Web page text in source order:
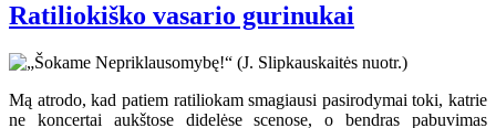
Ratiliokiško vasario gurinukai
Mą atrodo, kad patiem ratiliokam smagiausi pasirodymai toki, katrie
ne koncertai aukštose didelėse scenose, o bendras pabuvimas